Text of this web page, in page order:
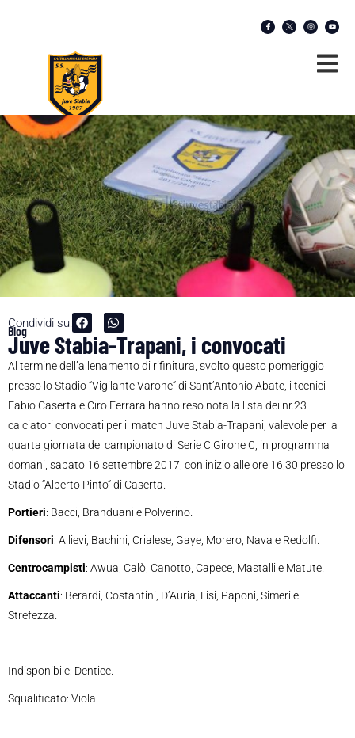
Condividi su:
Blog
Juve Stabia-Trapani, i convocati
Al termine dell’allenamento di rifinitura, svolto questo pomeriggio
presso lo Stadio “Vigilante Varone” di Sant’Antonio Abate, i tecnici
Fabio Caserta e Ciro Ferrara hanno reso nota la lista dei nr.23
calciatori convocati per il match Juve Stabia-Trapani, valevole per la
quarta giornata del campionato di Serie C Girone C, in programma
domani, sabato 16 settembre 2017, con inizio alle ore 16,30 presso lo
Stadio “Alberto Pinto” di Caserta.
Portieri: Bacci, Branduani e Polverino.
Difensori: Allievi, Bachini, Crialese, Gaye, Morero, Nava e Redolfi.
Centrocampisti: Awua, Calò, Canotto, Capece, Mastalli e Matute.
Attaccanti: Berardi, Costantini, D’Auria, Lisi, Paponi, Simeri e
Strefezza.
Indisponibile: Dentice.
Squalificato: Viola.